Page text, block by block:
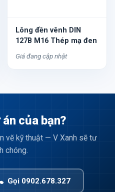
Lông đền vênh DIN
127B M16 Thép mạ đen
Giá đang cập nhật
của bạn?
vẽ kỹ thuật — V Xanh sẽ tư
chóng.
Gọi 0902.678.327